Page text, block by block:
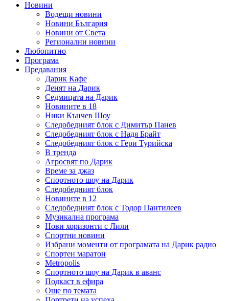
Новини
Водещи новини
Новини България
Новини от Света
Регионални новини
Любопитно
Програма
Предавания
Дарик Кафе
Денят на Дарик
Седмицата на Дарик
Новините в 18
Ники Кънчев Шоу
Следобедният блок с Димитър Панев
Следобедният блок с Надя Брайт
Следобедният блок с Гери Турийска
В тренда
Агросвят по Дарик
Време за джаз
Спортното шоу на Дарик
Следобедният блок
Новините в 12
Следобедният блок с Тодор Пантилеев
Музикална програма
Нови хоризонти с Лили
Спортни новини
Избрани моменти от програмата на Дарик радио
Спортен маратон
Metropolis
Спортното шоу на Дарик в аванс
Подкаст в ефира
Още по темата